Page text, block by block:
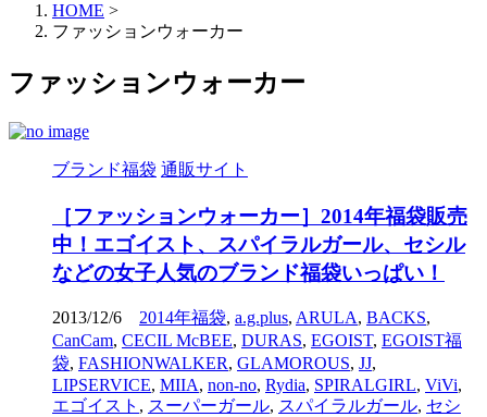
HOME >
ファッションウォーカー
ファッションウォーカー
ブランド福袋 通販サイト
［ファッションウォーカー］2014年福袋販売
中！エゴイスト、スパイラルガール、セシル
などの女子人気のブランド福袋いっぱい！
2013/12/6 2014年福袋, a.g.plus, ARULA, BACKS,
CanCam, CECIL McBEE, DURAS, EGOIST, EGOIST福
袋, FASHIONWALKER, GLAMOROUS, JJ,
LIPSERVICE, MIIA, non-no, Rydia, SPIRALGIRL, ViVi,
エゴイスト , スーパーガール, スパイラルガール, セシ